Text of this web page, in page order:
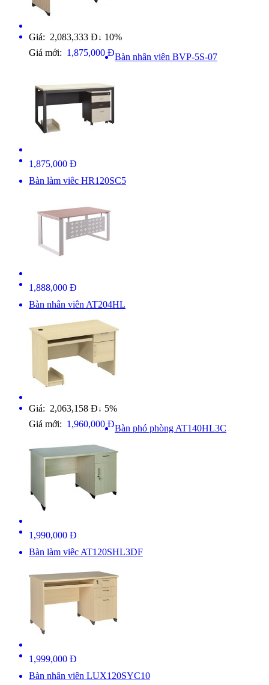
Giá: 2,083,333 Đ ↓ 10%
Giá mới: 1,875,000 ĐBàn nhân viên BVP-5S-07
1,875,000 Đ
Bàn làm viêc HR120SC5
1,888,000 Đ
Bàn nhân viên AT204HL
Giá: 2,063,158 Đ ↓ 5%
Giá mới: 1,960,000 ĐBàn phó phòng AT140HL3C
1,990,000 Đ
Bàn làm viêc AT120SHL3DF
1,999,000 Đ
Bàn nhân viên LUX120SYC10